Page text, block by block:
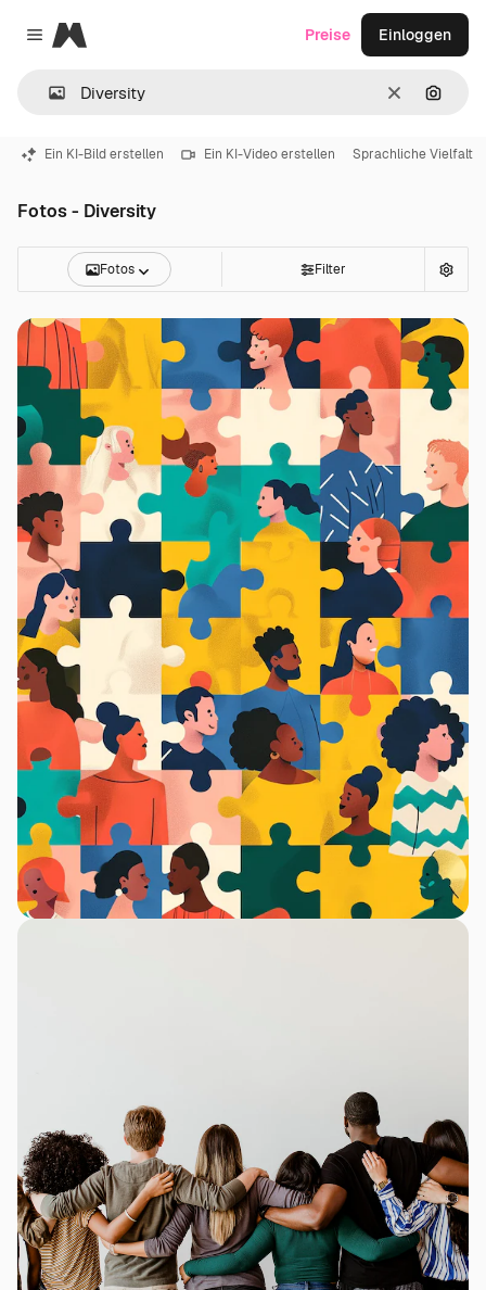
Close menu
Magnific
LöschenNach
Preise Einloggen
Ein KI-Bild erstellen Ein KI-Video erstellen Sprachliche Vielfalt
Fotos - Diversity
Fotos Filter